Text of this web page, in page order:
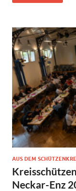
AUS DEM
Neckar-Enz